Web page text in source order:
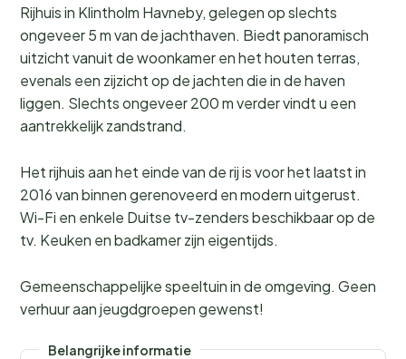
Rijhuis in Klintholm Havneby, gelegen op slechts
ongeveer 5 m van de jachthaven. Biedt panoramisch
uitzicht vanuit de woonkamer en het houten terras,
evenals een zijzicht op de jachten die in de haven
liggen. Slechts ongeveer 200 m verder vindt u een
aantrekkelijk zandstrand.
Het rijhuis aan het einde van de rij is voor het laatst in
2016 van binnen gerenoveerd en modern uitgerust.
Wi-Fi en enkele Duitse tv-zenders beschikbaar op de
tv. Keuken en badkamer zijn eigentijds.
Gemeenschappelijke speeltuin in de omgeving. Geen
verhuur aan jeugdgroepen gewenst!
Belangrijke informatie